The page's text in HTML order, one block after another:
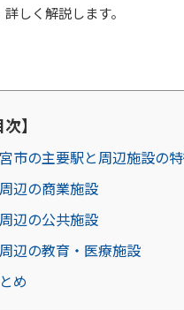
しく解説します。
次】
市の主要駅と周辺施設の
辺の商業施設
辺の公共施設
辺の教育・医療施設
め